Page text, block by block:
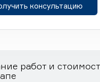
консультацию
работ и